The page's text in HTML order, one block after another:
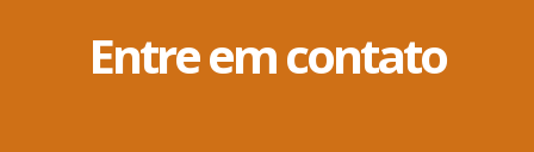
Entre em contato